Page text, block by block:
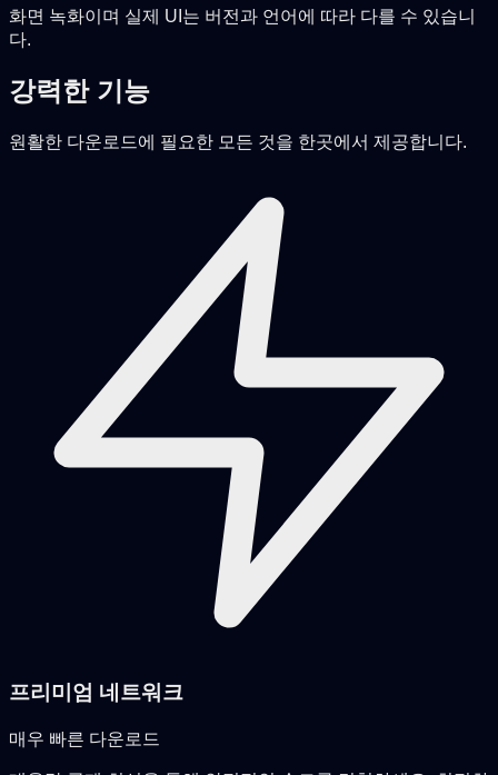
화면 녹화이며 실제 UI는 버전과 언어에 따라 다를 수 있습니
다.
강력한 기능
원활한 다운로드에 필요한 모든 것을 한곳에서 제공합니다.
프리미엄 네트워크
매우 빠른 다운로드